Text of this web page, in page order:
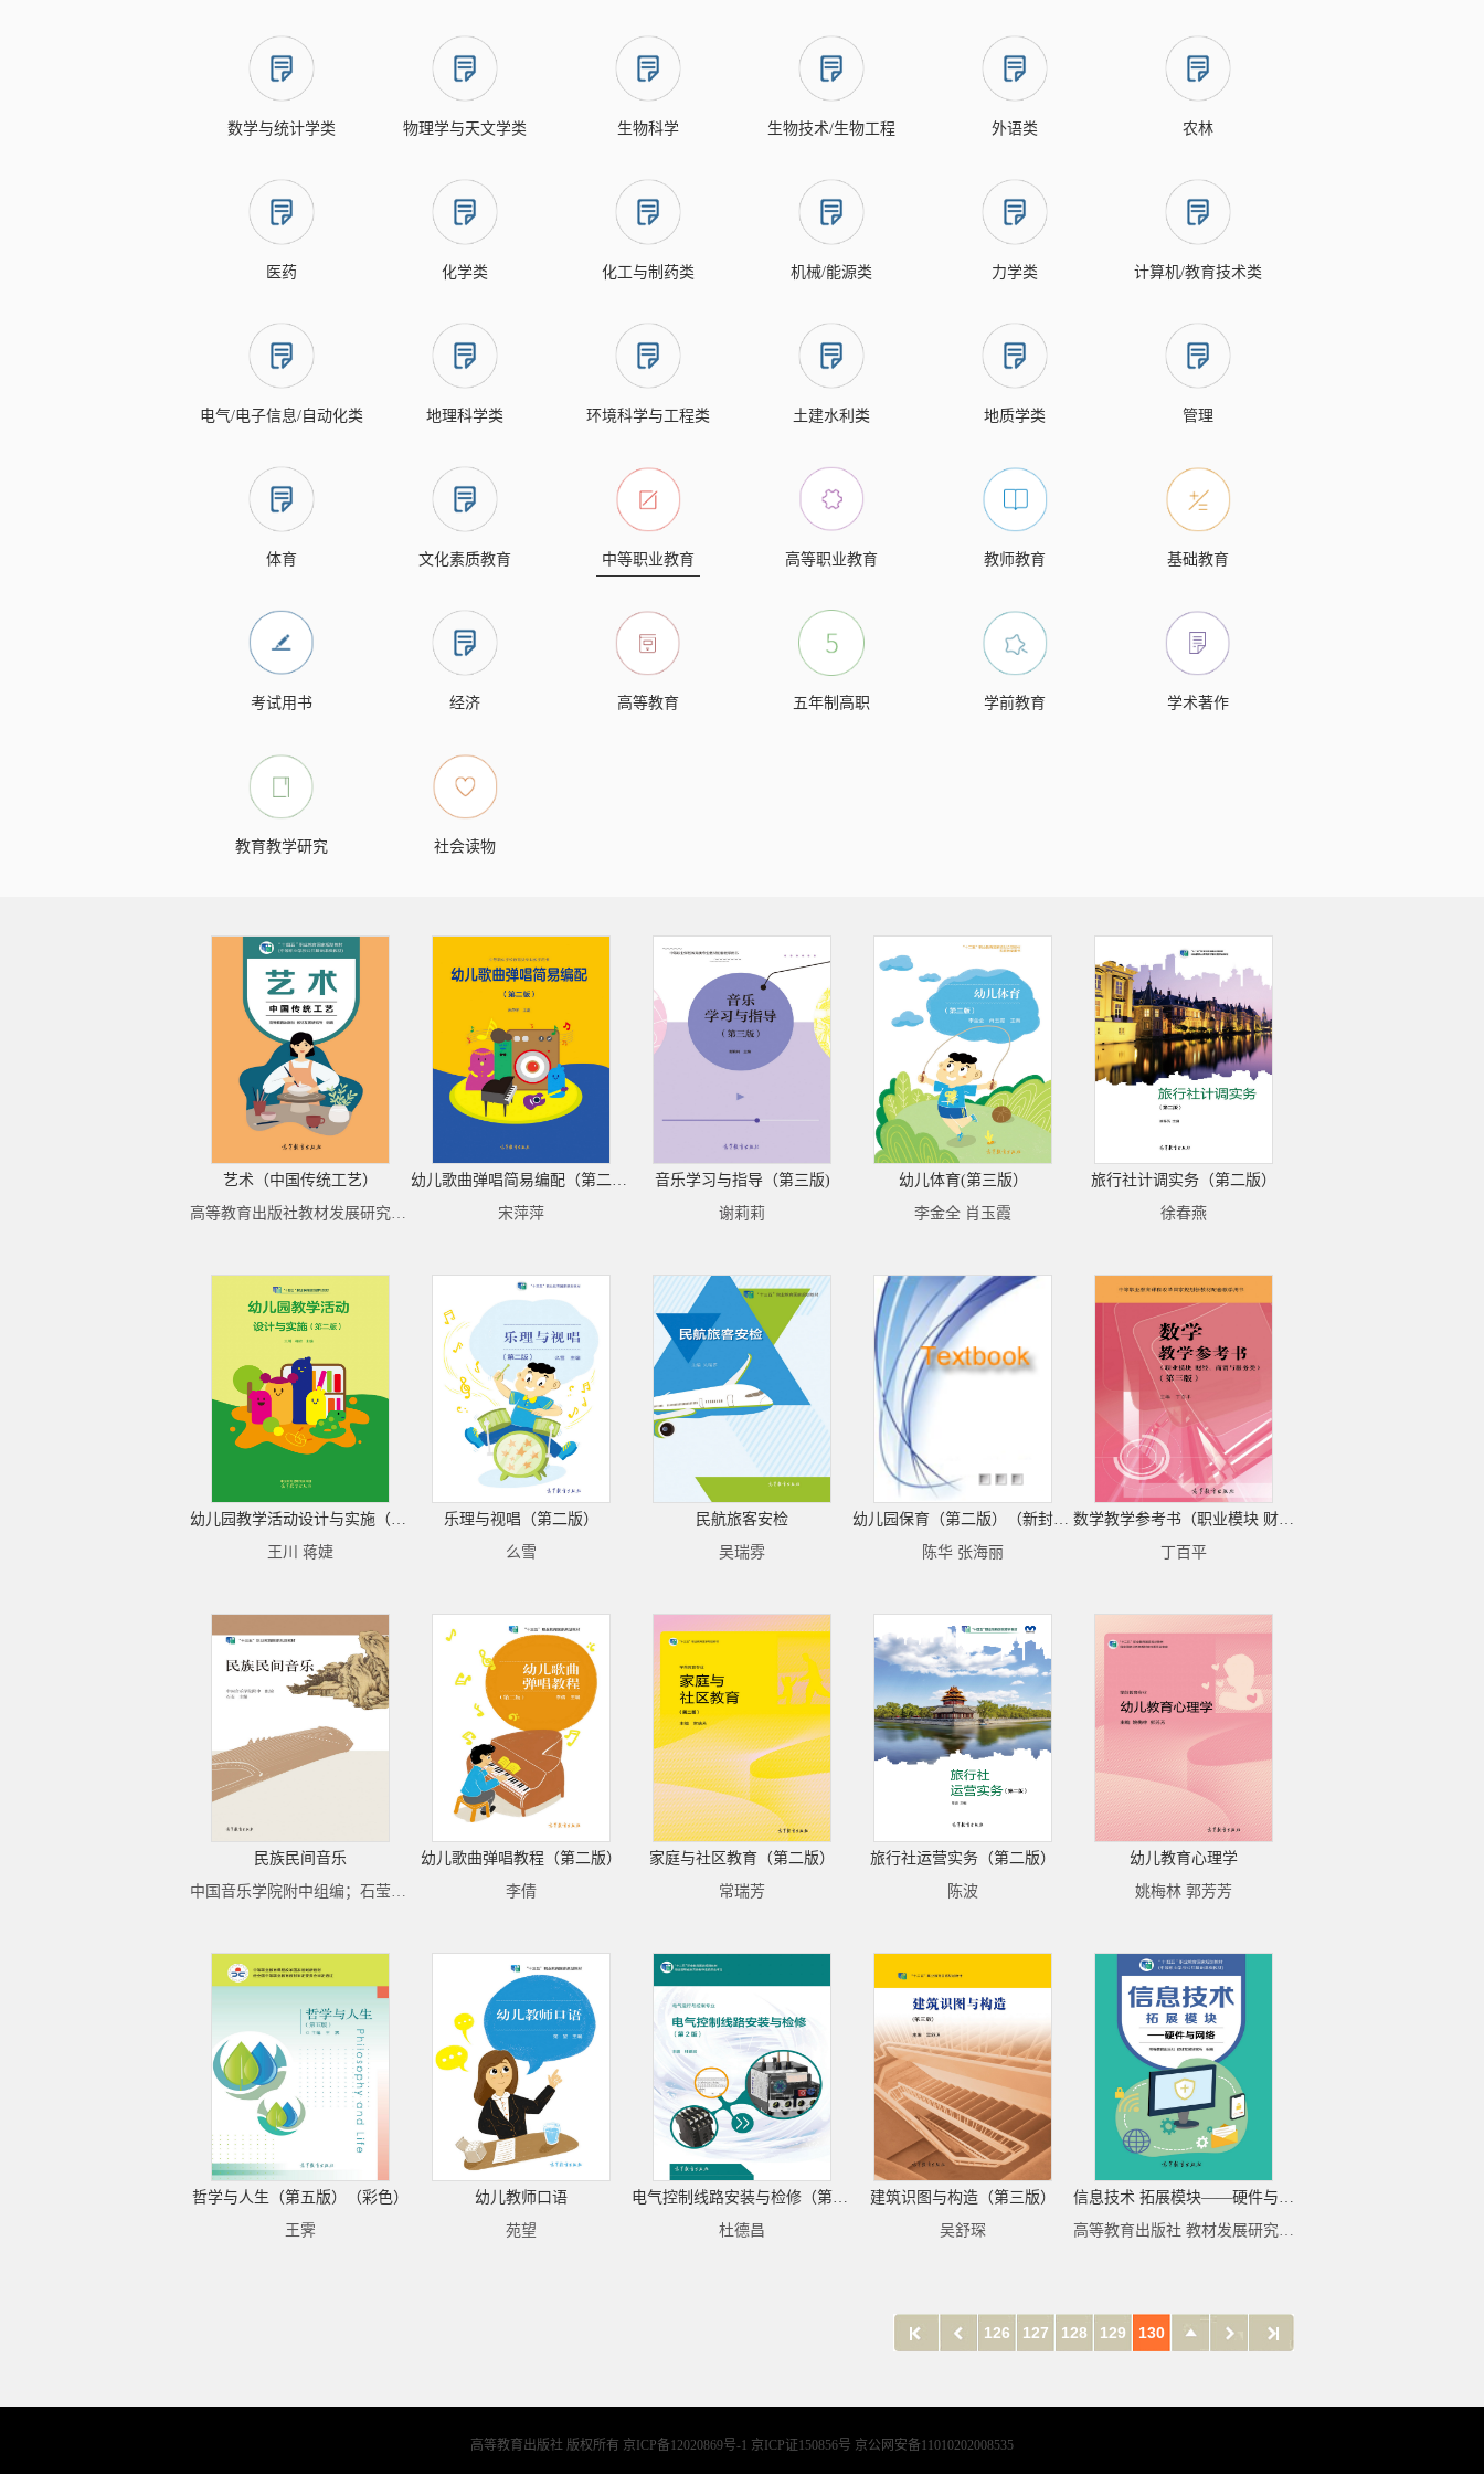
数学与统计学类 物理学与天文学类 生物科学 生物技术/生物工程 外语类 农林
医药 化学类 化工与制药类 机械/能源类 力学类 计算机/教育技术类
电气/电子信息/自动化类 地理科学类 环境科学与工程类 土建水利类 地质学类 管理
体育 文化素质教育 中等职业教育 高等职业教育 教师教育 基础教育
考试用书 经济 高等教育 五年制高职 学前教育 学术著作
教育教学研究 社会读物
艺术（中国传统工艺）
高等教育出版社教材发展研究所（组编）
幼儿歌曲弹唱简易编配（第二版）
宋萍萍
音乐学习与指导（第三版)
谢莉莉
幼儿体育(第三版）
李金全 肖玉霞
旅行社计调实务（第二版）
徐春燕
幼儿园教学活动设计与实施（第二版）
王川 蒋婕
乐理与视唱（第二版）
么雪
民航旅客安检
吴瑞雰
幼儿园保育（第二版）（新封面）
陈华 张海丽
数学教学参考书（职业模块 财经、商贸与服务类）（第三版）（附学习卡/防伪标）
丁百平
民族民间音乐
中国音乐学院附中组编；石莹主编
幼儿歌曲弹唱教程（第二版）
李倩
家庭与社区教育（第二版）
常瑞芳
旅行社运营实务（第二版）
陈波
幼儿教育心理学
姚梅林 郭芳芳
哲学与人生（第五版）（彩色）
王霁
幼儿教师口语
苑望
电气控制线路安装与检修（第2版）
杜德昌
建筑识图与构造（第三版）
吴舒琛
信息技术 拓展模块——硬件与网络
高等教育出版社 教材发展研究所 组编
126 127 128 129 130
高等教育出版社 版权所有 京ICP备12020869号-1 京ICP证150856号 京公网安备11010202008535